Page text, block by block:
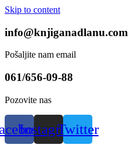
Skip to content
info@knjiganadlanu.com
Pošaljite nam email
061/656-09-88
Pozovite nas
InstagramTwitter